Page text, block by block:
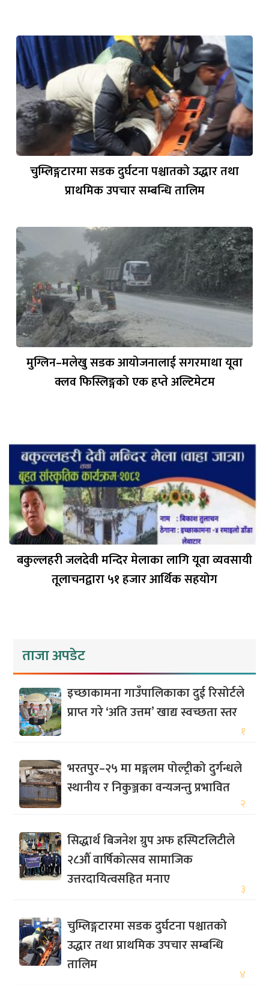
चुम्लिङ्गटारमा सडक दुर्घटना पश्चातको उद्धार तथा
प्राथमिक उपचार सम्बन्धि तालिम
मुग्लिन–मलेखु सडक आयोजनालाई सगरमाथा यूवा
क्लव फिस्लिङ्गको एक हप्ते अल्टिमेटम
बकुल्लहरी जलदेवी मन्दिर मेलाका लागि यूवा व्यवसायी
तूलाचनद्वारा ५१ हजार आर्थिक सहयोग
ताजा अपडेट
इच्छाकामना गाउँपालिकाका दुई रिसोर्टले
प्राप्त गरे ‘अति उत्तम’ खाद्य स्वच्छता स्तर
१
भरतपुर–२५ मा मङ्गलम पोल्ट्रीको दुर्गन्धले
स्थानीय र निकुञ्जका वन्यजन्तु प्रभावित
२
सिद्धार्थ बिजनेश ग्रुप अफ हस्पिटलिटीले
२८औँ वार्षिकोत्सव सामाजिक
उत्तरदायित्वसहित मनाए
३
चुम्लिङ्गटारमा सडक दुर्घटना पश्चातको
उद्धार तथा प्राथमिक उपचार सम्बन्धि
तालिम
४